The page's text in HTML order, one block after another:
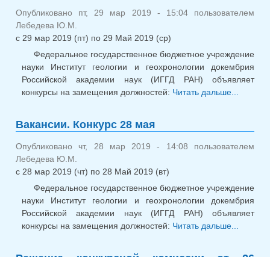
Опубликовано пт, 29 мар 2019 - 15:04 пользователем
Лебедева Ю.М.
с 29 мар 2019 (пт) по 29 Май 2019 (ср)
Федеральное государственное бюджетное учреждение
науки Институт геологии и геохронологии докембрия
Российской академии наук (ИГГД РАН) объявляет
конкурсы на замещения должностей: Читать дальше...
мая
Вакансии. Конкурс 28 мая
Опубликовано чт, 28 мар 2019 - 14:08 пользователем
Лебедева Ю.М.
с 28 мар 2019 (чт) по 28 Май 2019 (вт)
Федеральное государственное бюджетное учреждение
науки Институт геологии и геохронологии докембрия
Российской академии наук (ИГГД РАН) объявляет
конкурсы на замещения должностей: Читать дальше...